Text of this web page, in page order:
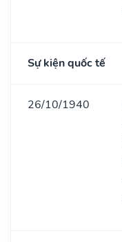
Sự kiện quốc tế
26/10/1940